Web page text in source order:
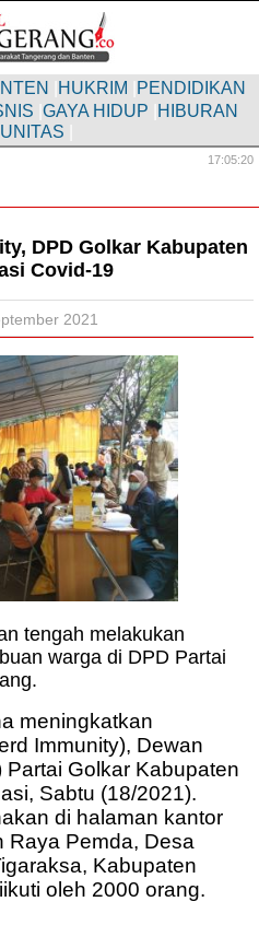
HUKRIM PENDIDIKAN
GAYA HIDUP HIBURAN
17:05:21
DPD Golkar Kabupaten
Covid-19
2021
tengah melakukan
warga di DPD Partai
meningkatkan
Immunity), Dewan
Golkar Kabupaten
Sabtu (18/2021).
di halaman kantor
Raya Pemda, Desa
Kabupaten
oleh 2000 orang.